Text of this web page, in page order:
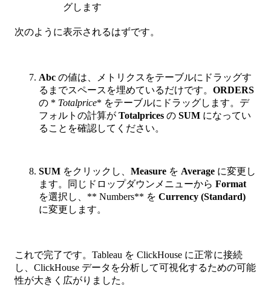
グします
次のように表示されるはずです。
Abc の値は、メトリクスをテーブルにドラッグす
るまでスペースを埋めているだけです。 ORDERS
の * Totalprice* をテーブルにドラッグします。デ
フォルトの計算が Totalprices の SUM になってい
ることを確認してください。
SUM をクリックし、 Measure を Average に変更し
ます。同じドロップダウンメニューから Format
を選択し、** Numbers** を Currency (Standard)
に変更します。
これで完了です。Tableau を ClickHouse に正常に接続
し、ClickHouse データを分析して可視化するための可能
性が大きく広がりました。